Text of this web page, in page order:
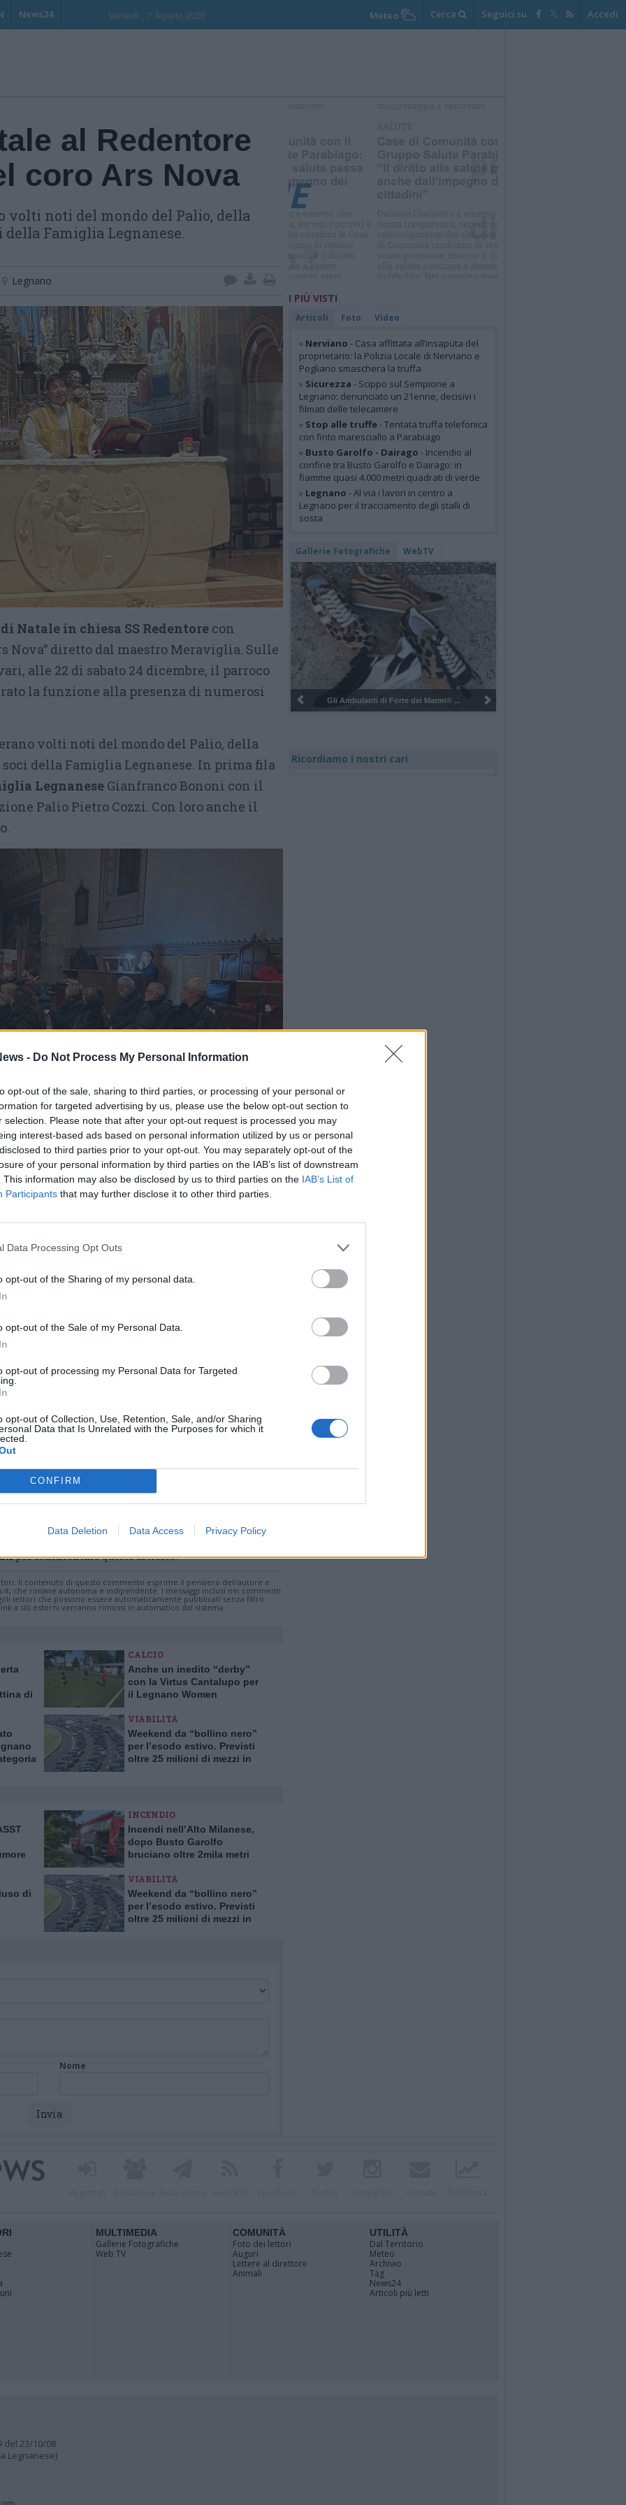
- Do Not Process My Personal Information
opt-out of the sale, sharing to third parties, or processing of your personal or
for targeted advertising by us, please use the below opt-out section to
selection. Please note that after your opt-out request is processed you may
interest-based ads based on personal information utilized by us or personal
to third parties prior to your opt-out. You may separately opt-out of the
of your personal information by third parties on the IAB’s list of downstream
This information may also be disclosed by us to third parties on the IAB’s List of
Participants that may further disclose it to other third parties.
Data Processing Opt Outs
opt-out of the Sharing of my personal data.
opt-out of the Sale of my Personal Data.
opt-out of processing my Personal Data for Targeted
opt-out of Collection, Use, Retention, Sale, and/or Sharing
Data that Is Unrelated with the Purposes for which it
CONFIRM
Data Deletion Data Access Privacy Policy
News24 Venerdi , 7 Agosto 2026 Meteo Cerca Seguici su Accedi
al Redentore
coro Ars Nova
volti noti del mondo del Palio, della
Famiglia Legnanese.
Legnano
Natale in chiesa SS Redentore con
Nova” diretto dal maestro Meraviglia. Sulle
alle 22 di sabato 24 dicembre, il parroco
la funzione alla presenza di numerosi
volti noti del mondo del Palio, della
della Famiglia Legnanese. In prima fila
Legnanese Gianfranco Bononi con il
Palio Pietro Cozzi. Con loro anche il
Via Confalonieri, 5
diagosto
a cuore l'informazione del nostro territorio e
prima linea per informarvi con attenzione.
per commentare questo articolo.
Il contenuto di questo commento esprime il pensiero dell'autore e
che rimane autonoma e indipendente. I messaggi inclusi nei commenti
lettori che possono essere automaticamente pubblicati senza filtro
a siti esterni verranno rimossi in automatico dal sistema.
di
CALCIO
Anche un inedito “derby”
con la Virtus Cantalupo per
il Legnano Women
VIABILITÀ
Weekend da “bollino nero”
per l’esodo estivo. Previsti
oltre 25 milioni di mezzi in
INCENDIO
Incendi nell’Alto Milanese,
dopo Busto Garolfo
bruciano oltre 2mila metri
di
VIABILITÀ
Weekend da “bollino nero”
per l’esodo estivo. Previsti
oltre 25 milioni di mezzi in
Nome
I PIÙ VISTI
Articoli Foto Video
» Nerviano - Casa affittata all’insaputa del
proprietario: la Polizia Locale di Nerviano e
Pogliano smaschera la truffa
» Sicurezza - Scippo sul Sempione a
Legnano: denunciato un 21enne, decisivi i
filmati delle telecamere
» Stop alle truffe- Tentata truffa telefonica
con finto maresciallo a Parabiago
» Busto Garolfo - Dairago - Incendio al
confine tra Busto Garolfo e Dairago: in
fiamme quasi 4.000 metri quadrati di verde
» Legnano - Al via i lavori in centro a
Legnano per il tracciamento degli stalli di
sosta
Gallerie Fotografiche WebTV
Pulizia del bosco del Rugareto a ...
Ricordiamo i nostri cari
MULTIMEDIA
Gallerie Fotografiche
Web TV
COMUNITÀ
Foto dei lettori
Auguri
Lettere al direttore
Animali
UTILITÀ
Dal Territorio
Meteo
Archivio
Tag
News24
Articoli più letti
del 23/10/08
Legnanese)